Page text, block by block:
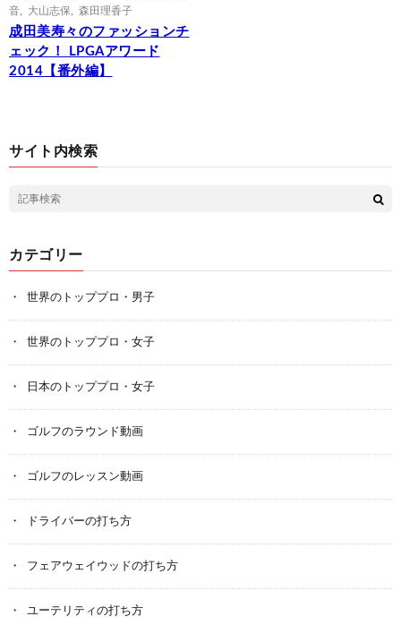
音
大山志保 森田理香子
成田美寿々のファッションチ
ェック！ LPGAアワード
2014【番外編】
サイト内検索
カテゴリー
世界のトッププロ・男子
世界のトッププロ・女子
日本のトッププロ・女子
ゴルフのラウンド動画
ゴルフのレッスン動画
ドライバーの打ち方
フェアウェイウッドの打ち方
ユーテリティの打ち方